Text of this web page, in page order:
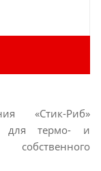
«Стик-Риб»
для термо- и